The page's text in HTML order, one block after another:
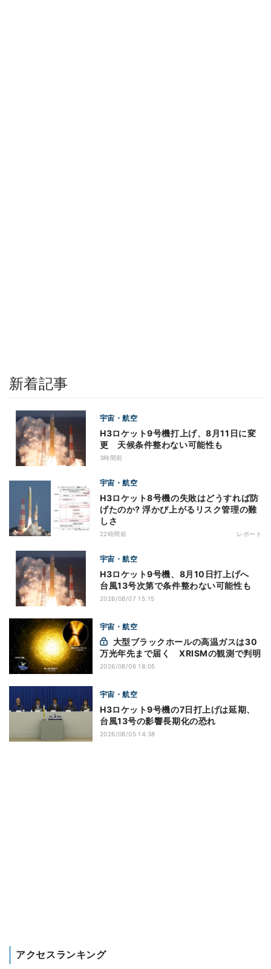
新着記事
宇宙・航空
H3ロケット9号機打上げ、8月11日に変
更 天候条件整わない可能性も
3時間前
宇宙・航空
H3ロケット8号機の失敗はどうすれば防
げたのか? 浮かび上がるリスク管理の難
しさ
22時間前 レポート
宇宙・航空
H3ロケット9号機、8月10日打上げへ
台風13号次第で条件整わない可能性も
2026/08/07 15:15
宇宙・航空
万光年先まで届く XRISMの観測で判明
2026/08/06 18:05
宇宙・航空
H3ロケット9号機の7日打上げは延期、
台風13号の影響長期化の恐れ
2026/08/05 14:38
アクセスランキング